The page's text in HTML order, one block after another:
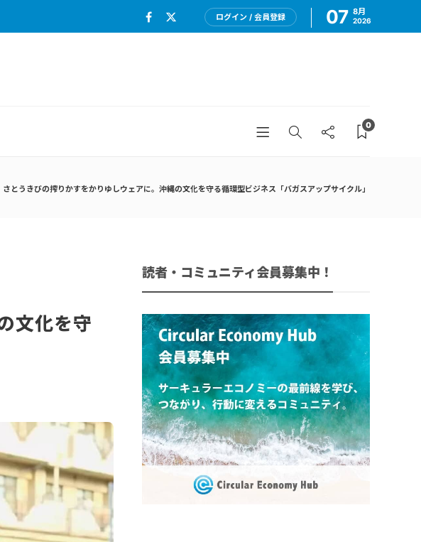
ログイン / 会員登録 07 8月
2026
0
さとうきびの搾りかすをかりゆしウェアに。沖縄の文化を守る循環型ビジネス「バガスアップサイクル」
文化を守
読者・コミュニティ会員募集中！